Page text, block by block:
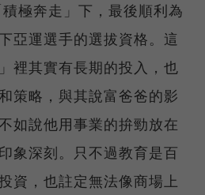
極奔走」下，最後順利為
亞運選手的選拔資格。這
裡其實有長期的投入，也
策略，與其說富爸爸的影
如說他用事業的拚勁放在
象深刻。只不過教育是百
資，也註定無法像商場上